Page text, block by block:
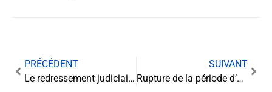
PRÉCÉDENT
Le redressement judiciaire simplifié : Un processus clé pour la survie des entreprises
SUIVANT
Rupture de la période d’essai : aspects légaux et implications pratiques